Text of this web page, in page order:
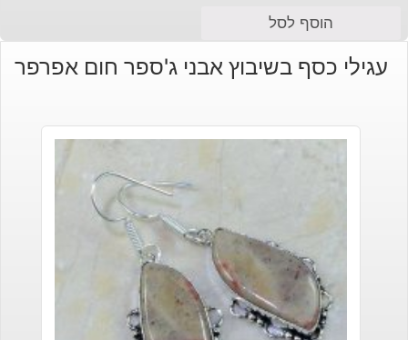
הוסף לסל
עגילי כסף בשיבוץ אבני ג'ספר חום אפרפר